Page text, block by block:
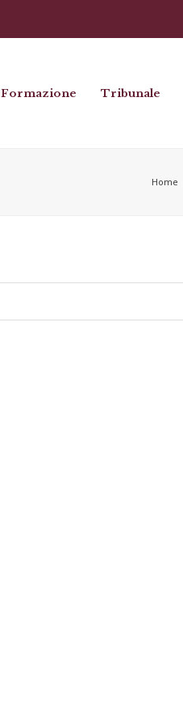
Formazione Tribunale
Home